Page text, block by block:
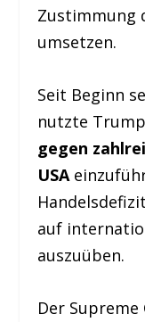
Zustimmung
umsetzen.
Seit Beginn
nutzte
gegen
USA
auf
auszuüben.
Der